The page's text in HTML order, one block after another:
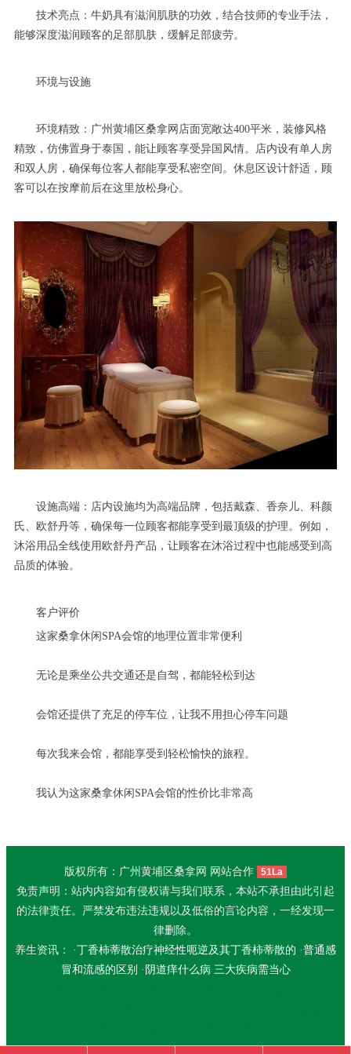
技术亮点：牛奶具有滋润肌肤的功效，结合技师的专业手法，
能够深度滋润顾客的足部肌肤，缓解足部疲劳。
环境与设施
环境精致：广州黄埔区桑拿网店面宽敞达400平米，装修风格
精致，仿佛置身于泰国，能让顾客享受异国风情。店内设有单人房
和双人房，确保每位客人都能享受私密空间。休息区设计舒适，顾
客可以在按摩前后在这里放松身心。
设施高端：店内设施均为高端品牌，包括戴森、香奈儿、科颜
氏、欧舒丹等，确保每一位顾客都能享受到最顶级的护理。例如，
沐浴用品全线使用欧舒丹产品，让顾客在沐浴过程中也能感受到高
品质的体验。
客户评价
这家桑拿休闲SPA会馆的地理位置非常便利
无论是乘坐公共交通还是自驾，都能轻松到达
会馆还提供了充足的停车位，让我不用担心停车问题
每次我来会馆，都能享受到轻松愉快的旅程。
我认为这家桑拿休闲SPA会馆的性价比非常高
版权所有：广州黄埔区桑拿网 网站合作 51La
免责声明：站内内容如有侵权请与我们联系，本站不承担由此引起
的法律责任。严禁发布违法违规以及低俗的言论内容，一经发现一
律删除。
养生资讯： ·丁香柿蒂散治疗神经性呃逆及其丁香柿蒂散的 ·普通感
冒和流感的区别 · 阴道痒什么病 三大疾病需当心